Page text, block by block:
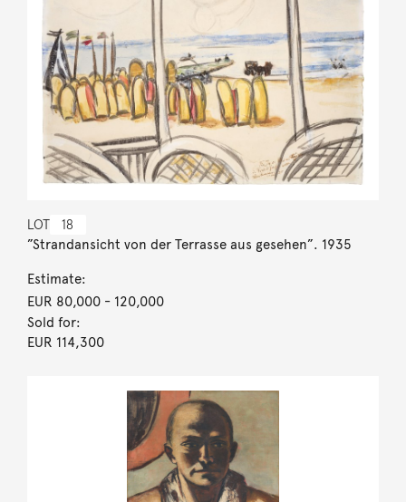
LOT 18
”Strandansicht von der Terrasse aus gesehen”. 1935
Estimate:
EUR 80,000- 120,000
Sold for:
EUR 114,300